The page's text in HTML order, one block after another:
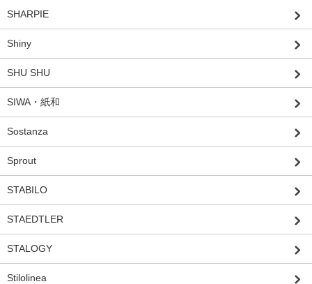
SHARPIE
Shiny
SHU SHU
SIWA・紙和
Sostanza
Sprout
STABILO
STAEDTLER
STALOGY
Stilolinea